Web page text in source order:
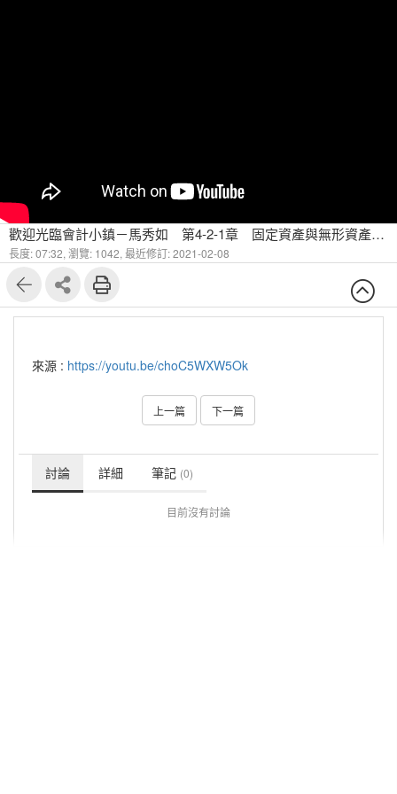
歡迎光臨會計小鎮－馬秀如 第4-2-1章 固定資產與無形資產 固定資產的會計處理（一）
長度: 07:32, 瀏覽: 1042, 最近修訂: 2021-02-08
來源 : https://youtu.be/choC5WXW5Ok
上一篇 下一篇
討論 詳細 筆記 (0)
目前沒有討論